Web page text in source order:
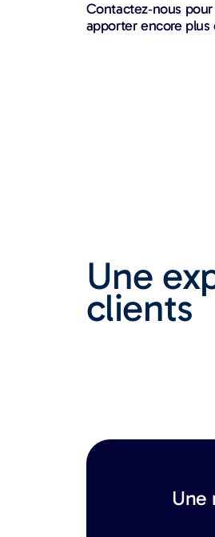
Contactez‑nous
apporter encore
Une
clients
Une